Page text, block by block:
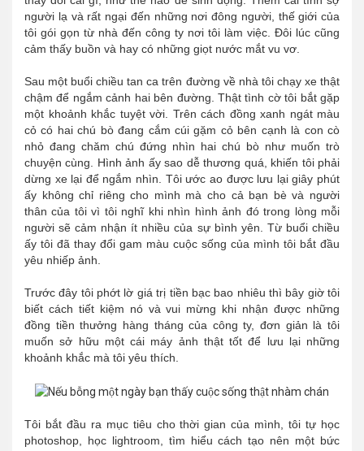
người lạ và rất ngại đến những nơi đông người, thế giới của
tôi gói gọn từ nhà đến công ty nơi tôi làm việc. Đôi lúc cũng
cảm thấy buồn và hay có những giọt nước mắt vu vơ.
Sau một buổi chiều tan ca trên đường về nhà tôi chạy xe thật
chậm để ngắm cảnh hai bên đường. Thật tình cờ tôi bắt gặp
một khoảnh khắc tuyệt vời. Trên cách đồng xanh ngát màu
cỏ có hai chú bò đang cắm cúi gặm cỏ bên cạnh là con cò
nhỏ đang chăm chú đứng nhìn hai chú bò như muốn trò
chuyện cùng. Hình ảnh ấy sao dễ thương quá, khiến tôi phải
dừng xe lại để ngắm nhìn. Tôi ước ao được lưu lại giây phút
ấy không chỉ riêng cho mình mà cho cả bạn bè và người
thân của tôi vì tôi nghĩ khi nhìn hình ảnh đó trong lòng mỗi
người sẽ cảm nhận ít nhiều của sự bình yên. Từ buổi chiều
ấy tôi đã thay đổi gam màu cuộc sống của mình tôi bắt đầu
yêu nhiếp ảnh.
Trước đây tôi phớt lờ giá trị tiền bạc bao nhiêu thì bây giờ tôi
biết cách tiết kiệm nó và vui mừng khi nhận được những
đồng tiền thưởng hàng tháng của công ty, đơn giản là tôi
muốn sở hữu một cái máy ảnh thật tốt để lưu lại những
khoảnh khắc mà tôi yêu thích.
Tôi bắt đầu ra mục tiêu cho thời gian của mình, tôi tự học
photoshop, học lightroom, tìm hiểu cách tạo nên một bức